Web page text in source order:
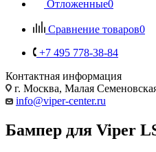
Отложенные0
Сравнение товаров0
+7 495 778-38-84
Контактная информация
г. Москва, Малая
info@viper-center.ru
Бампер для Viper